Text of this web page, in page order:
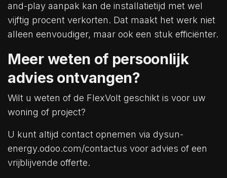
and-play aanpak kan de installatietijd met wel
vijftig procent verkorten. Dat maakt het werk niet
alleen eenvoudiger, maar ook een stuk efficiënter.
Meer weten of persoonlijk
advies ontvangen?
Wilt u weten of de FlexVolt geschikt is voor uw
woning of project?
U kunt altijd contact opnemen via dysun-
energy.odoo.com/contactus voor advies of een
vrijblijvende offerte.